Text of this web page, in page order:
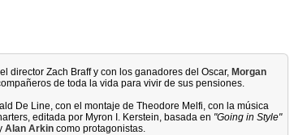
director Zach Braff y con los ganadores del Oscar, Morgan
de toda la vida para vivir de sus pensiones.
De Line, con el montaje de Theodore Melfi, con la música
editada por Myron I. Kerstein, basada en "Going in Style"
Alan Arkin como protagonistas.